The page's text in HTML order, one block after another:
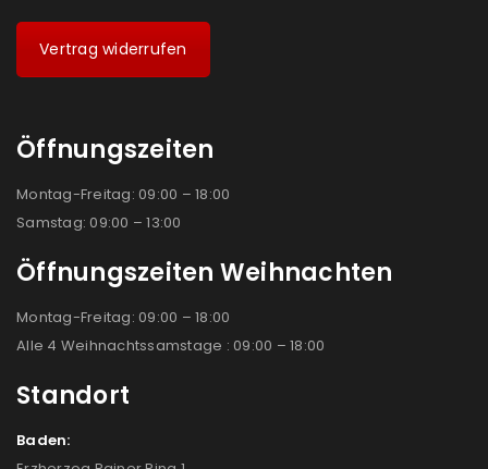
Vertrag widerrufen
Öffnungszeiten
Montag-Freitag: 09:00 – 18:00
Samstag: 09:00 – 13:00
Öffnungszeiten Weihnachten
Montag-Freitag: 09:00 – 18:00
Alle 4 Weihnachtssamstage : 09:00 – 18:00
Standort
Baden: